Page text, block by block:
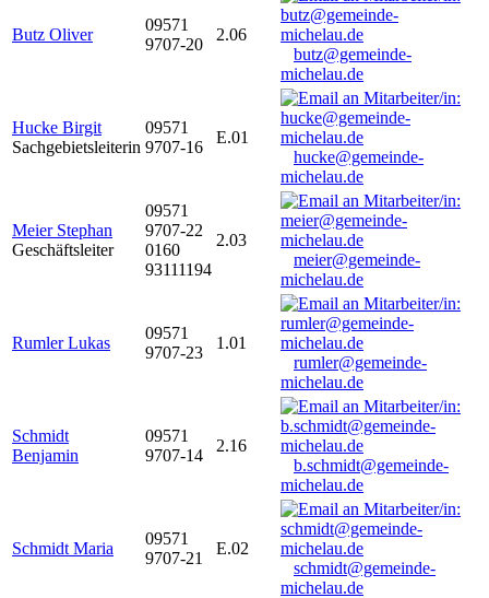
Butz Oliver
09571
9707-20
2.06
butz@gemeinde-
michelau.de
Hucke Birgit
Sachgebietsleiterin
09571
9707-16
E.01
hucke@gemeinde-
michelau.de
Meier Stephan
Geschäftsleiter
09571
9707-22
0160
93111194
2.03
meier@gemeinde-
michelau.de
Rumler Lukas
09571
9707-23
1.01
rumler@gemeinde-
michelau.de
Schmidt
Benjamin
09571
9707-14
2.16
b.schmidt@gemeinde-
michelau.de
Schmidt Maria
09571
9707-21
E.02
schmidt@gemeinde-
michelau.de